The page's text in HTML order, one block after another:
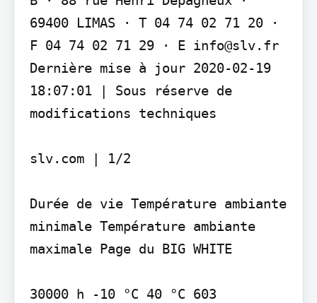
69400 LIMAS · T 04 74 02 71 20 ·
F 04 74 02 71 29 · E info@slv.fr
Dernière mise à jour 2020-02-19
18:07:01 | Sous réserve de
modifications techniques
slv.com | 1/2
Durée de vie Température ambiante
minimale Température ambiante
maximale Page du BIG WHITE
30000 h -10 °C 40 °C 603